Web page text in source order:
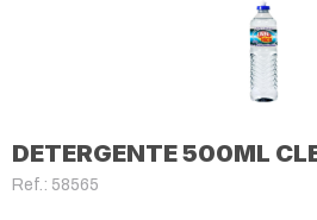
DETERGENTE 500ML
Ref.: 58565